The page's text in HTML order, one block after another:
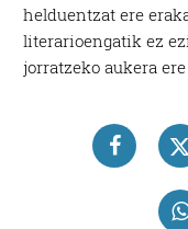
helduentzat ere
literarioengatik ez
jorratzeko aukera